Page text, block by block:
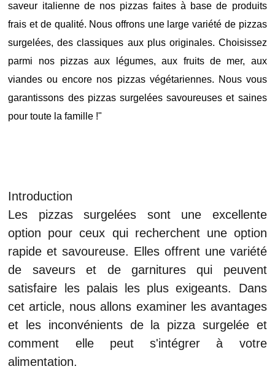
saveur italienne de nos pizzas faites à base de produits
frais et de qualité. Nous offrons une large variété de pizzas
surgelées, des classiques aux plus originales. Choisissez
parmi nos pizzas aux légumes, aux fruits de mer, aux
viandes ou encore nos pizzas végétariennes. Nous vous
garantissons des pizzas surgelées savoureuses et saines
pour toute la famille !"
Introduction
Les pizzas surgelées sont une excellente
option pour ceux qui recherchent une option
rapide et savoureuse. Elles offrent une variété
de saveurs et de garnitures qui peuvent
satisfaire les palais les plus exigeants. Dans
cet article, nous allons examiner les avantages
et les inconvénients de la pizza surgelée et
comment elle peut s'intégrer à votre
alimentation.